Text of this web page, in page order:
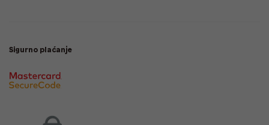
Sigurno plaćanje